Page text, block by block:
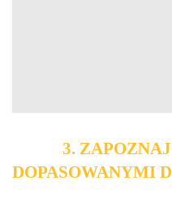
3.
DOPASOWANYMI